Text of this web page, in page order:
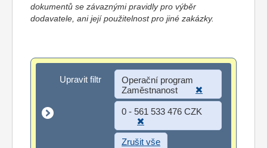
dokumentů se závaznými pravidly pro výběr
dodavatele, ani její použitelnost pro jiné zakázky.
Upravit filtr
Upravit filtr
Operační program
Zaměstnanost
0 - 561 533 476 CZK
Zrušit vše